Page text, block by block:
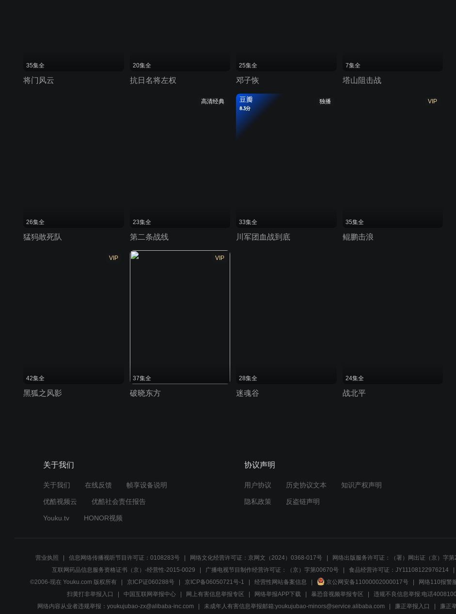
35集全
将门风云
20集全
抗日名将左权
25集全
邓子恢
7集全
塔山阻击战
26集全
猛犸敢死队
高清经典
23集全
第二条战线
独播
豆瓣
8.3分
33集全
川军团血战到底
VIP
35集全
鲲鹏击浪
VIP
42集全
黑狐之风影
VIP
37集全
破晓东方
28集全
迷魂谷
24集全
战北平
关于我们
关于我们 在线反馈 帧享设备说明
优酷视频云 优酷社会责任报告
Youku.tv HONOR视频
协议声明
用户协议 历史协议文本 知识产权声明
隐私政策 反盗链声明
营业执照 信息网络传播视听节目许可证：0108283号 网络文化经营许可证：京网文（2024）0368-017号 网络出版服务许可证：（署）网出证（京）字
互联网药品信息服务资格证书（京）-经营性-2015-0029
广播电视节目制作经营许可证：（京）字第00670号 食品经营许可证：JY11108122976214
©2006-现在 Youku.com 版权所有
京ICP证060288号 京ICP备06050721号-1 经营性网站备案信息 京公网安备11000002000017号 网络110报警
扫黄打非举报入口
中国互联网举报中心 网上有害信息举报专区 网络举报APP下载 暴恐音视频举报专区
违规不良信息举报:电话
网络内容从业者违规举报：youkujubao-zx@alibaba-inc.com
未成年人有害信息举报邮箱:youkujubao-minors@service.alibaba.com 廉正举报入口 廉正